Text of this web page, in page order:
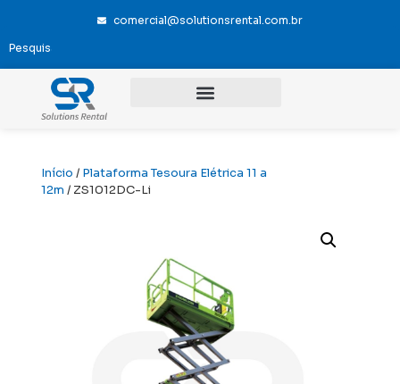
comercial@solutionsrental.com.br
Início / Plataforma Tesoura Elétrica 11 a
12m / ZS1012DC-Li